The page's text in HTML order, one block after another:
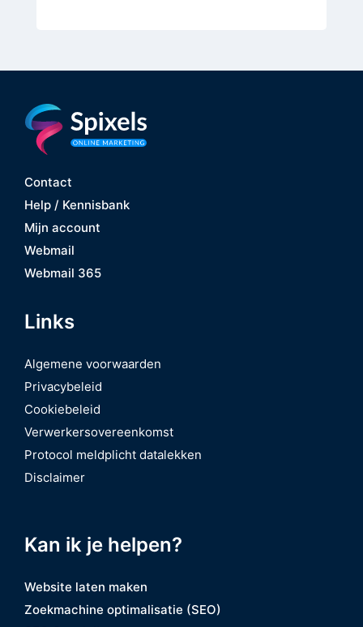
Contact
Help / Kennisbank
Mijn account
Webmail
Webmail 365
Links
Algemene voorwaarden
Privacybeleid
Cookiebeleid
Verwerkersovereenkomst
Protocol meldplicht datalekken
Disclaimer
Kan ik je helpen?
Website laten maken
Zoekmachine optimalisatie (SEO)